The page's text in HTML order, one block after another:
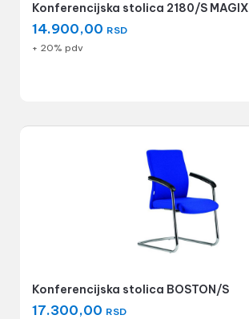
Konferencijska stolica 2180/S MAGIX
14.900,00 RSD
+ 20% pdv
Konferencijska stolica BOSTON/S
17.300,00 RSD